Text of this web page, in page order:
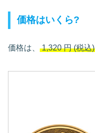
価格はいくら?
価格は、 1,320円(税込)